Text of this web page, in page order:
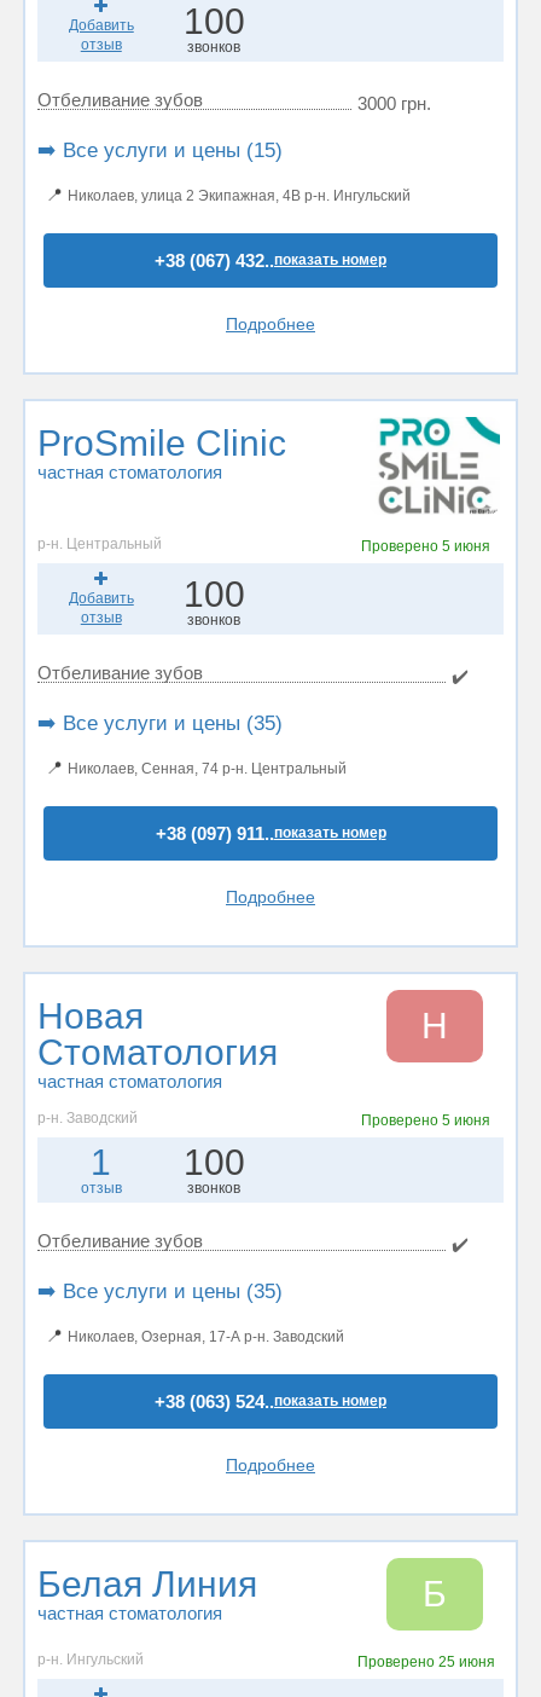
Добавить
отзыв
100
звонков
Отбеливание зубов 3000 грн.
➡️ Все услуги и цены (15)
📍 Николаев, улица 2 Экипажная, 4В р-н. Ингульский
+38 (067) 432..показать номер
Подробнее
ProSmile Clinic
частная стоматология
р-н. Центральный Проверено5 июня
Добавить
отзыв
100
звонков
Отбеливание зубов ✔️
➡️ Все услуги и цены (35)
📍 Николаев, Сенная, 74 р-н. Центральный
+38 (097) 911..показать номер
Подробнее
Новая
Стоматология
частная стоматология
Н
р-н. Заводский Проверено5 июня
1
отзыв
100
звонков
Отбеливание зубов ✔️
➡️ Все услуги и цены (35)
📍 Николаев, Озерная, 17-А р-н. Заводский
+38 (063) 524..показать номер
Подробнее
Белая Линия
частная стоматология Б
р-н. Ингульский Проверено 25 июня